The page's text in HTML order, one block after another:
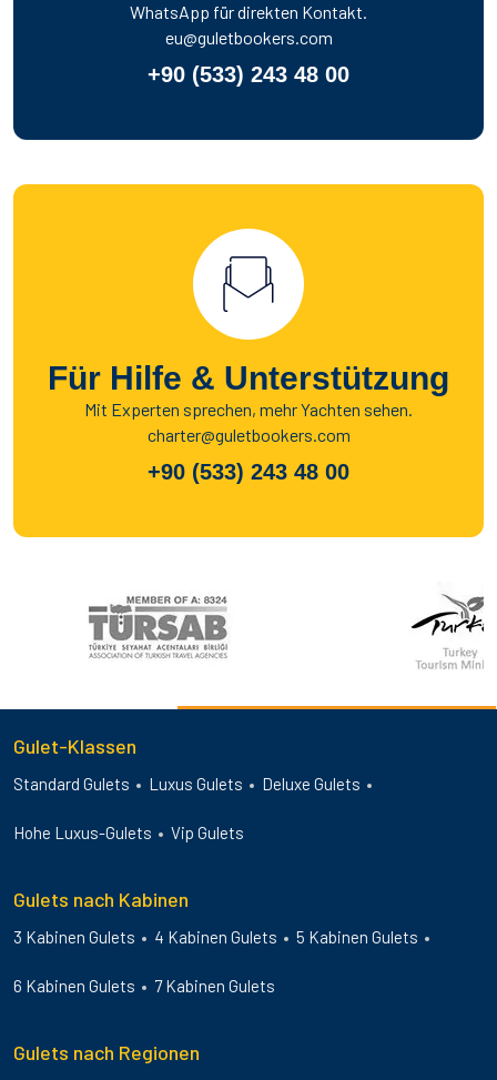
WhatsApp für direkten Kontakt.
eu@guletbookers.com
+90 (533) 243 48 00
Für Hilfe & Unterstützung
Mit Experten sprechen, mehr Yachten sehen.
charter@guletbookers.com
+90 (533) 243 48 00
Gulet-Klassen
Standard Gulets Luxus Gulets Deluxe Gulets
Hohe Luxus-Gulets Vip Gulets
Gulets nach Kabinen
3 Kabinen Gulets 4 Kabinen Gulets 5 Kabinen Gulets
6 Kabinen Gulets 7 Kabinen Gulets
Gulets nach Regionen